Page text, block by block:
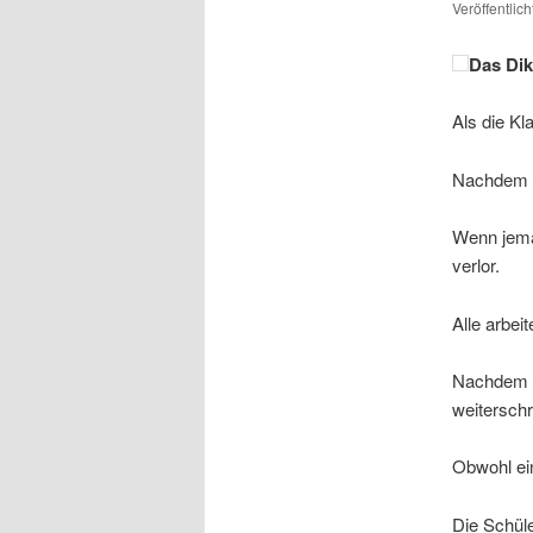
Das
Als die
Wenn
verlor.
Alle
Obwohl
Die